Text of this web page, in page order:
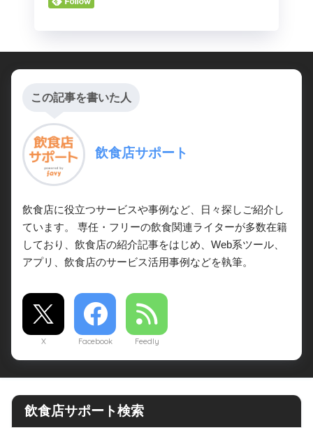
この記事を書いた人
飲食店サポート
飲食店に役立つサービスや事例など、日々探しご紹介し
ています。 専任・フリーの飲食関連ライターが多数在籍
しており、飲食店の紹介記事をはじめ、Web系ツール、
アプリ、飲食店のサービス活用事例などを執筆。
X Facebook Feedly
飲食店サポート検索